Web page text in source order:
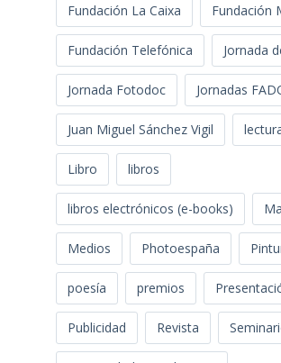
Fundación La Caixa Fundación
Fundación Telefónica Jornada
Jornada Fotodoc Jornadas
Juan Miguel Sánchez Vigil
Libro libros
libros electrónicos (e-books)
Medios Photoespaña
poesía premios
Publicidad Revista